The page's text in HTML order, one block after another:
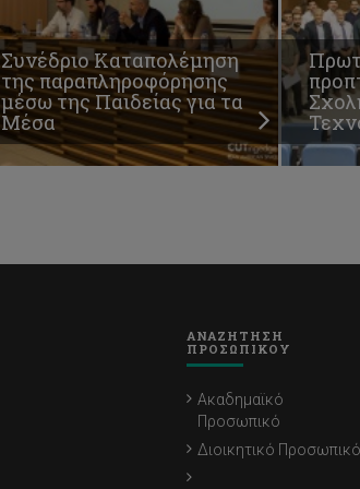
Συνέδριο Καταπολέμηση
της παραπληροφόρησης
μέσω της Παιδείας για τα
Μέσα
ΑΝΑΖΗΤΗΣΗ
ΠΡΟΣΩΠΙΚΟΥ
Ακαδημαϊκό
Προσωπικό
Διοικητικό Προσωπικό